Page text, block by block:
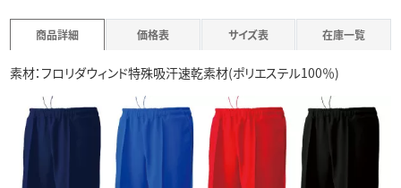
商品詳細 価格表 サイズ表 在庫一覧
素材：フロリダウィンド特殊吸汗速乾素材(ポリエステル100％)